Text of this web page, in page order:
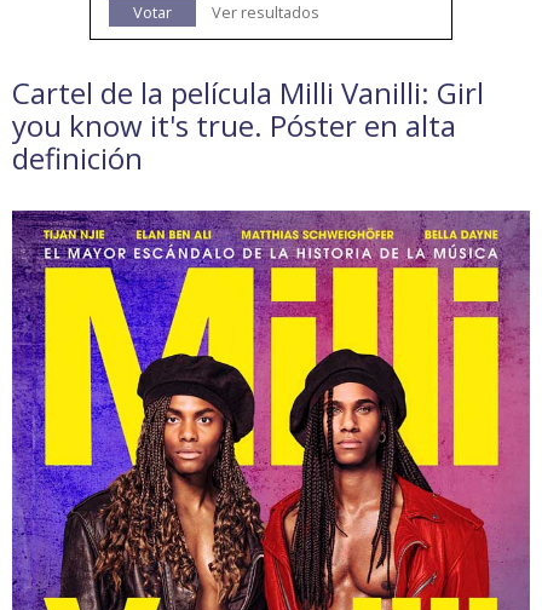
Votar
Ver resultados
Cartel de la película Milli Vanilli: Girl
you know it's true. Póster en alta
definición